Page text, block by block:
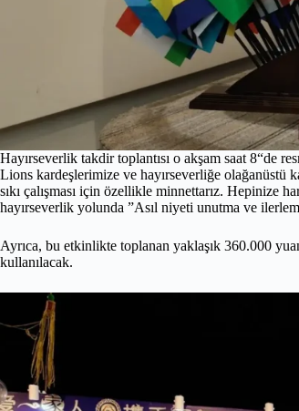
Hayırseverlik takdir toplantısı o akşam saat 8“de
Lions kardeşlerimize ve hayırseverliğe olağanüstü
sıkı çalışması için özellikle minnettarız.
hayırseverlik yolunda ”Asıl niyeti unutma ve
Ayrıca, bu etkinlikte toplanan yaklaşık 360.000
kullanılacak.